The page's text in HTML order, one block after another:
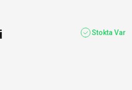
Stokta Var